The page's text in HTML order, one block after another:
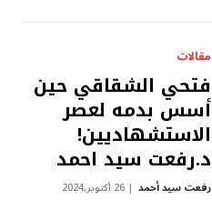
مقالات
فتحي الشقاقي حين
أسس بدمه لعصر
الاستشهاديين!
د.رفعت سيد احمد
رفعت سيد أحمد 26 أكتوبر,2024